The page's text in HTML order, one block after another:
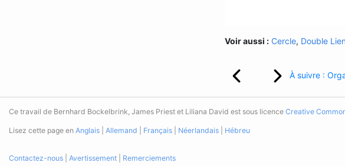
Voir aussi : Cercle, Double Lien
À suivre :
Ce travail de Bernhard Bockelbrink, James Priest et Liliana David est sous licence Creative
Lisez cette page en Anglais Allemand Français Néerlandais Hébreu
Contactez-nous Avertissement Remerciements